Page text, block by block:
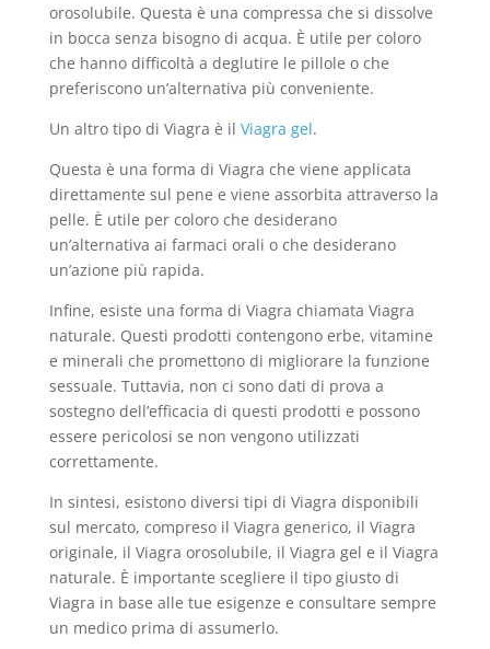
orosolubile. Questa è una compressa che si dissolve
in bocca senza bisogno di acqua. È utile per coloro
che hanno difficoltà a deglutire le pillole o che
preferiscono un’alternativa più conveniente.
Un altro tipo di Viagra è il Viagra gel.
Questa è una forma di Viagra che viene applicata
direttamente sul pene e viene assorbita attraverso la
pelle. È utile per coloro che desiderano
un’alternativa ai farmaci orali o che desiderano
un’azione più rapida.
Infine, esiste una forma di Viagra chiamata Viagra
naturale. Questi prodotti contengono erbe, vitamine
e minerali che promettono di migliorare la funzione
sessuale. Tuttavia, non ci sono dati di prova a
sostegno dell’efficacia di questi prodotti e possono
essere pericolosi se non vengono utilizzati
correttamente.
In sintesi, esistono diversi tipi di Viagra disponibili
sul mercato, compreso il Viagra generico, il Viagra
originale, il Viagra orosolubile, il Viagra gel e il Viagra
naturale. È importante scegliere il tipo giusto di
Viagra in base alle tue esigenze e consultare sempre
un medico prima di assumerlo.